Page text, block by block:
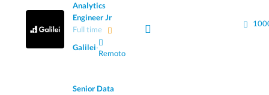
Analytics
Engineer Jr
Full time
Galilei·
Remoto
Senior Data